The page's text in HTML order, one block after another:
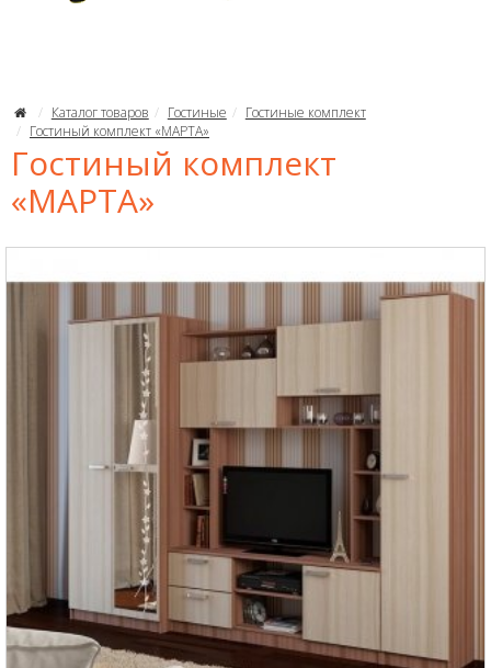
Каталог товаров Гостиные
Гостиные комплект
Гостиный комплект «МАРТА»
Гостиный комплект
«МАРТА»